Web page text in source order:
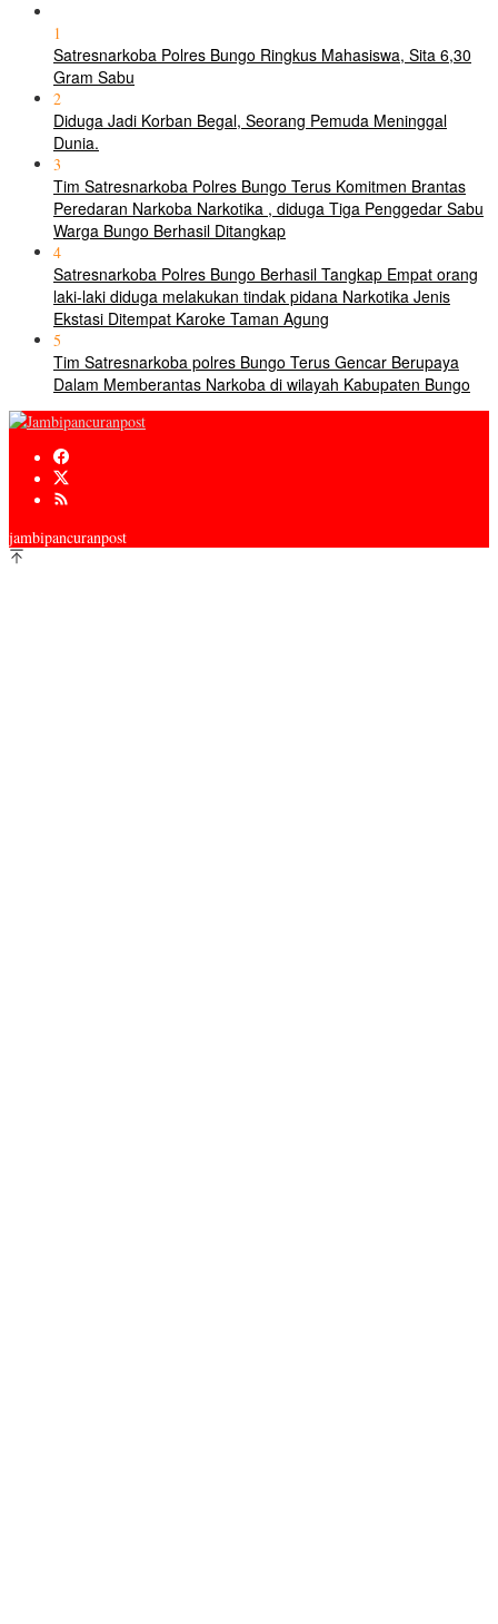
1
Satresnarkoba Polres Bungo Ringkus Mahasiswa, Sita 6,30
Gram Sabu
2
Diduga Jadi Korban Begal, Seorang Pemuda Meninggal
Dunia.
3
Tim Satresnarkoba Polres Bungo Terus Komitmen Brantas
Peredaran Narkoba Narkotika , diduga Tiga Penggedar Sabu
Warga Bungo Berhasil Ditangkap
4
Satresnarkoba Polres Bungo Berhasil Tangkap Empat orang
laki-laki diduga melakukan tindak pidana Narkotika Jenis
Ekstasi Ditempat Karoke Taman Agung
5
Tim Satresnarkoba polres Bungo Terus Gencar Berupaya
Dalam Memberantas Narkoba di wilayah Kabupaten Bungo
jambipancuranpost